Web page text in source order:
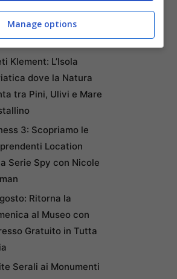
Sospeso sul
Ponte di Dio
della Spagna
Klement: L’Isola
dove la Natura
tra Pini, Ulivi e Mare
3: Scopriamo le
Location
Serie Spy con Nicole
Ritorna la
al Museo con
Gratuito in Tutta
Serali ai Monumenti
Manage options